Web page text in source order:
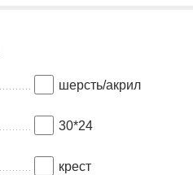
шерсть/акрил
30*24
крест